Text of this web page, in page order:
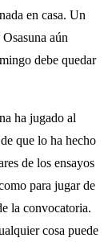
en casa. Un
aún
debe quedar
ha jugado al
que lo ha hecho
de los ensayos
para jugar de
la convocatoria.
cosa puede